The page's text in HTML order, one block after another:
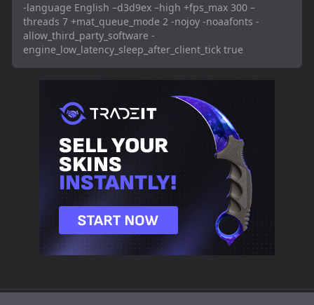
-language English –d3d9ex –high +fps_max 300 –
threads 7 +mat_queue_mode 2 -nojoy -noaafonts -
allow_third_party_software -
engine_low_latency_sleep_after_client_tick true